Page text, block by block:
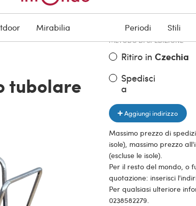
Mirabilia Periodi Stili
tubolare
€ 1.200,00
METODO DI SPEDIZIONE
Ritiro in Czechia
Spedisci
a
Aggiungi indirizzo
Massimo prezzo di
isole), massimo prezzo
(escluse le isole).
Per il resto del mondo, o
quotazione: inserisci
Per qualsiasi ulteriore
0238582279.